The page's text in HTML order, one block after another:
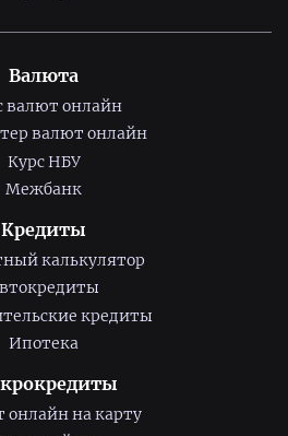
Валюта
валют онлайн
валют онлайн
Курс НБУ
Межбанк
Кредиты
калькулятор
кредиты
Ипотека
онлайн на карту